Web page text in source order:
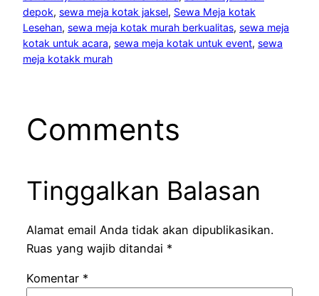
depok, sewa meja kotak jaksel, Sewa Meja kotak
Lesehan, sewa meja kotak murah berkualitas, sewa meja
kotak untuk acara, sewa meja kotak untuk event, sewa
meja kotakk murah
Comments
Tinggalkan Balasan
Alamat email Anda tidak akan dipublikasikan.
Ruas yang wajib ditandai *
Komentar *